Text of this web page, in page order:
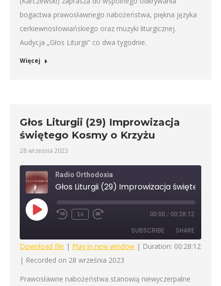
bogactwa prawosławnego nabożeństwa, piękna języka
cerkiewnosłowiańskiego oraz muzyki liturgicznej.
Audycja „Głos Liturgii” co dwa tygodnie.
Więcej
Głos Liturgii (29) Improwizacja
świętego Kosmy o Krzyżu
28 września 2023
Radio Orthodoxia
Play
EpisodeRewind
1x
Fast
seconds
00:00 / 00:28:12
SUBSCRIBE SHARE
SHARE
LINK
Download file | Play in new window | Duration: 00:28:12
| Recorded on 28 września 2023
Prawosławne nabożeństwa stanowią niewyczerpalne